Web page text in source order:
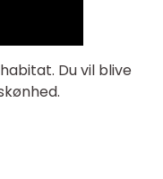
Du vil blive